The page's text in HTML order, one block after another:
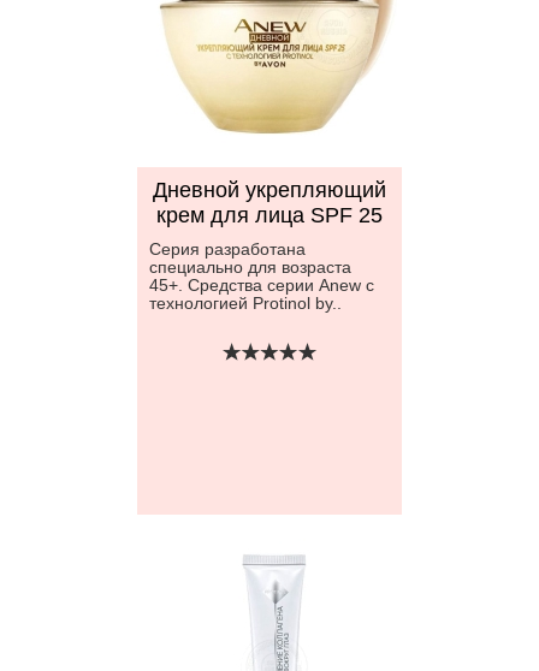
Дневной укрепляющий
крем для лица SPF 25
Серия разработана
специально для возраста
45+. Средства серии Anew с
технологией Protinol by..